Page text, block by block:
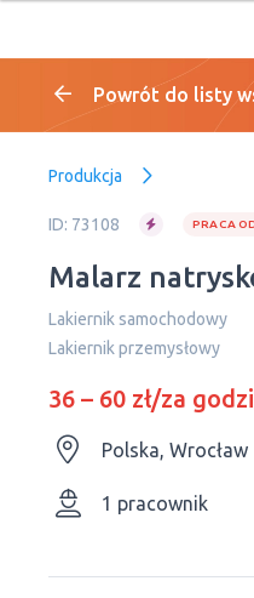
Powrót do listy
Produkcja
ID: 73108 PRACA
Malarz
Lakiernik samochodowy
Lakiernik przemysłowy
36 – 60 zł/za
Polska, Wrocław
1 pracownik